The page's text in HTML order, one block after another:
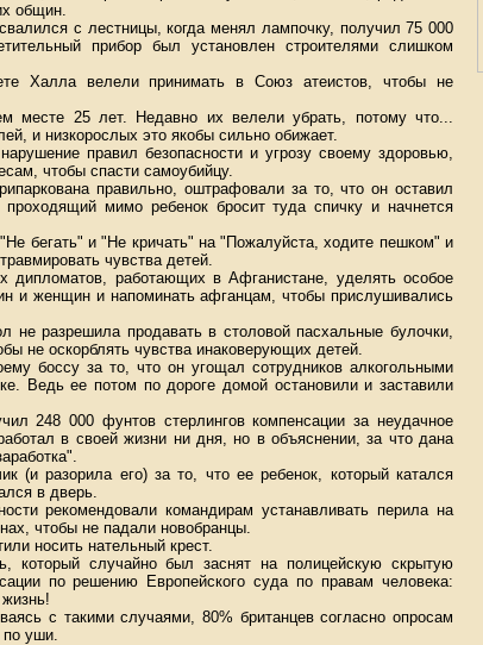
общин.
с лестницы, когда менял лампочку, получил 75 000
прибор был установлен строителями слишком
Халла велели принимать в Союз атеистов, чтобы не
месте 25 лет. Недавно их велели убрать, потому что...
и низкорослых это якобы сильно обижает.
правил безопасности и угрозу своему здоровью,
чтобы спасти самоубийцу.
правильно, оштрафовали за то, что он оставил
мимо ребенок бросит туда спичку и начнется
бегать" и "Не кричать" на "Пожалуйста, ходите пешком" и
чувства детей.
дипломатов, работающих в Афганистане, уделять особое
и женщин и напоминать афганцам, чтобы прислушивались
не разрешила продавать в столовой пасхальные булочки,
не оскорблять чувства инаковерующих детей.
боссу за то, что он угощал сотрудников алкогольными
Ведь ее потом по дороге домой остановили и заставили
248 000 фунтов стерлингов компенсации за неудачное
в своей жизни ни дня, но в объяснении, за что дана
(и разорила его) за то, что ее ребенок, который катался
в дверь.
рекомендовали командирам устанавливать перила на
чтобы не падали новобранцы.
носить нательный крест.
который случайно был заснят на полицейскую скрытую
по решению Европейского суда по правам человека:
с такими случаями, 80% британцев согласно опросам
по уши.